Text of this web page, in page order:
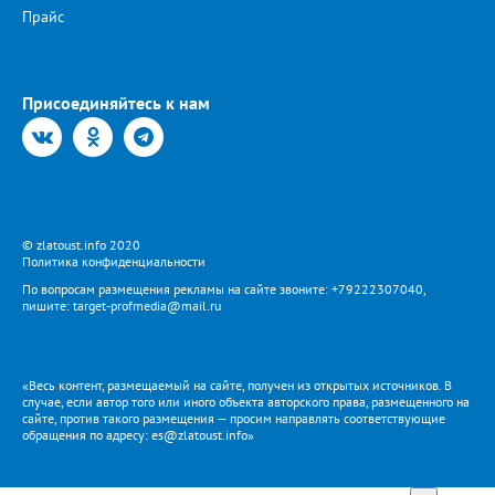
Прайс
Присоединяйтесь к нам
© zlatoust.info 2020
Политика конфиденциальности
По вопросам размещения рекламы на сайте звоните: +79222307040,
пишите: target-profmedia@mail.ru
«Весь контент, размещаемый на сайте, получен из открытых источников. В
случае, если автор того или иного объекта авторского права, размещенного на
сайте, против такого размещения — просим направлять соответствующие
обращения по адресу: es@zlatoust.info»